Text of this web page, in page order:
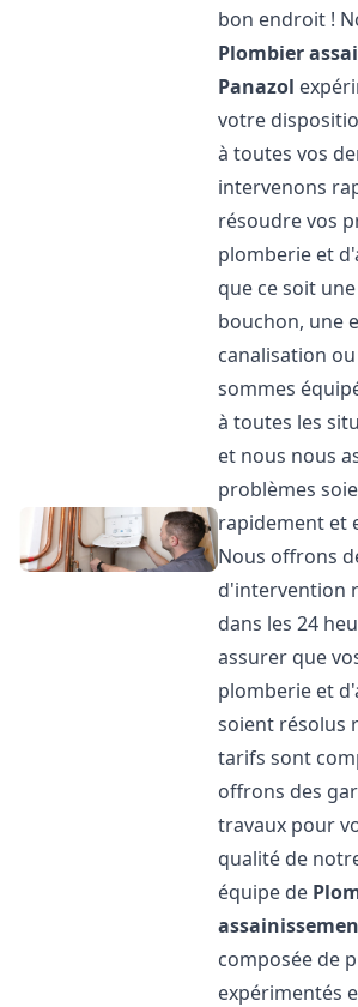
bon endroit !
Plombier
Panazol
votre
à toutes vos
intervenons
résoudre vos
plomberie et
que ce soit
bouchon, une
canalisation
sommes
à toutes les
et nous nous
problèmes
rapidement et
Nous offrons
d'intervention
dans les 24
assurer que
plomberie et
soient résolus
tarifs sont
offrons des
travaux pour
qualité de
équipe de
composée de
expérimentés